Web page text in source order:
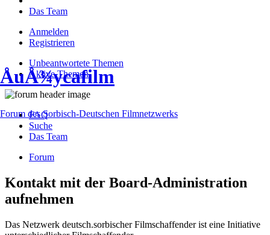
Das Team
Anmelden
Registrieren
Unbeantwortete Themen
Aktive Themen
ÅuÅ¾ycafilm
Forum des Sorbisch-Deutschen Filmnetzwerks
FAQ
Suche
Das Team
Forum
Kontakt mit der Board-Administration
aufnehmen
Das Netzwerk deutsch.sorbischer Filmschaffender ist eine Initiative